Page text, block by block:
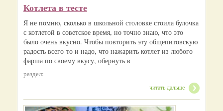
Котлета в тесте
Я не помню, сколько в школьной столовке стоила булочка
с котлетой в советское время, но точно знаю, что это
было очень вкусно. Чтобы повторить эту общепитовскую
радость всего-то и надо, что нажарить котлет из любого
фарша по своему вкусу, обернуть в
раздел:
читать дальше